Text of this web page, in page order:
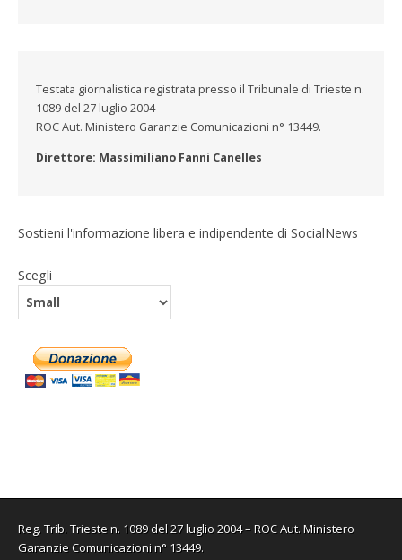
Testata giornalistica registrata presso il Tribunale di Trieste n.
1089 del 27 luglio 2004
ROC Aut. Ministero Garanzie Comunicazioni n° 13449.
Direttore: Massimiliano Fanni Canelles
Sostieni l'informazione libera e indipendente di SocialNews
Scegli
Reg. Trib. Trieste n. 1089 del 27 luglio 2004 – ROC Aut. Ministero
Garanzie Comunicazioni n° 13449.